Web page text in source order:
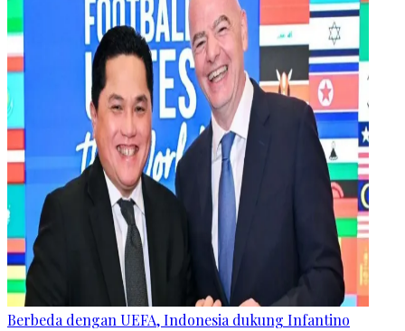
Berbeda dengan UEFA, Indonesia dukung Infantino